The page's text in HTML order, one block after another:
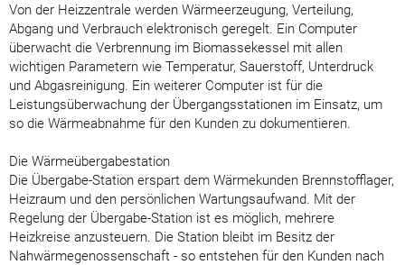
Von der Heizzentrale werden Wärmeerzeugung, Verteilung,
Abgang und Verbrauch elektronisch geregelt. Ein Computer
überwacht die Verbrennung im Biomassekessel mit allen
wichtigen Parametern wie Temperatur, Sauerstoff, Unterdruck
und Abgasreinigung. Ein weiterer Computer ist für die
Leistungsüberwachung der Übergangsstationen im Einsatz, um
so die Wärmeabnahme für den Kunden zu dokumentieren.
Die Wärmeübergabestation
Die Übergabe-Station erspart dem Wärmekunden Brennstofflager,
Heizraum und den persönlichen Wartungsaufwand. Mit der
Regelung der Übergabe-Station ist es möglich, mehrere
Heizkreise anzusteuern. Die Station bleibt im Besitz der
Nahwärmegenossenschaft - so entstehen für den Kunden nach